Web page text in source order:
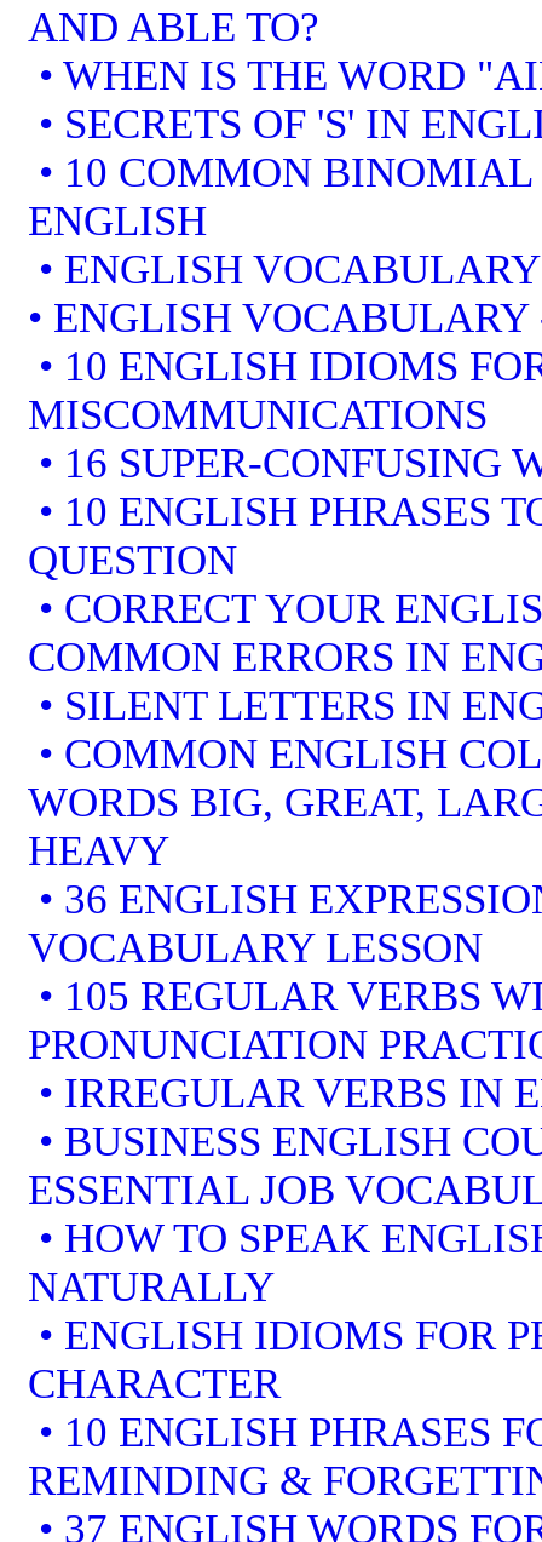
AND ABLE TO?
• WHEN IS THE WORD
• SECRETS OF 'S' IN
• 10 COMMON BINOMIAL
ENGLISH
• ENGLISH
• ENGLISH
• 10 ENGLISH IDIOMS
MISCOMMUNICATIONS
• 16 SUPER-CONFUSING
• 10 ENGLISH PHRASES
QUESTION
• CORRECT YOUR
COMMON ERRORS IN
• SILENT LETTERS IN
• COMMON ENGLISH
WORDS BIG, GREAT,
HEAVY
• 36 ENGLISH
VOCABULARY LESSON
• 105 REGULAR VERBS
PRONUNCIATION
• IRREGULAR VERBS IN
• BUSINESS ENGLISH
ESSENTIAL JOB
• HOW TO SPEAK
NATURALLY
• ENGLISH IDIOMS FOR
CHARACTER
• 10 ENGLISH PHRASES
REMINDING &
• 37 ENGLISH WORDS